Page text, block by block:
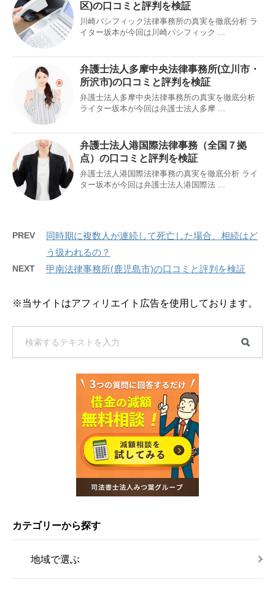
区)の口コミと評判を検証
川崎パシフィック法律事務所の真実を徹底分析 ラ
イター坂本が今回は川崎パシフィック ...
弁護士法人多摩中央法律事務所(立川市・
所沢市)の口コミと評判を検証
弁護士法人多摩中央法律事務所の真実を徹底分析
ライター坂本が今回は弁護士法人多摩 ...
弁護士法人港国際法律事務（全国７拠
点）の口コミと評判を検証
弁護士法人港国際法律事務の真実を徹底分析 ライ
ター坂本が今回は弁護士法人港国際法 ...
PREV
同時期に複数人が連続して死亡した場合、相続はど
う扱われるの？
NEXT 甲南法律事務所(鹿児島市)の口コミと評判を検証
※当サイトはアフィリエイト広告を使用しております。
カテゴリーから探す
地域で選ぶ